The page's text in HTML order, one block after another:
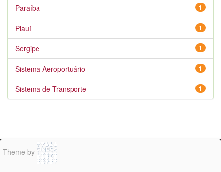
1
Paraíba
1
Piauí
1
Sergipe
1
Sistema Aeroportuário
1
Sistema de Transporte
Theme by